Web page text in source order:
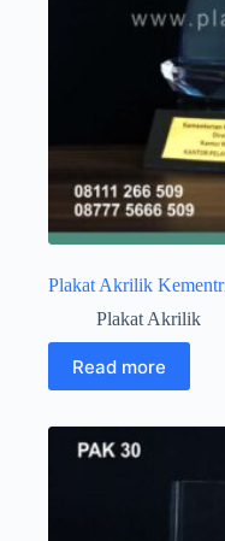
Plakat Akrilik
Plakat Akrilik
Read more